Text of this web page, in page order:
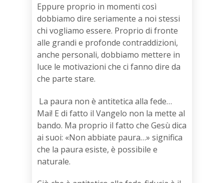
Eppure proprio in momenti così
dobbiamo dire seriamente a noi stessi
chi vogliamo essere. Proprio di fronte
alle grandi e profonde contraddizioni,
anche personali, dobbiamo mettere in
luce le motivazioni che ci fanno dire da
che parte stare.
La paura non è antitetica alla fede…
Mai! E di fatto il Vangelo non la mette al
bando. Ma proprio il fatto che Gesù dica
ai suoi: «Non abbiate paura…» significa
che la paura esiste, è possibile e
naturale.